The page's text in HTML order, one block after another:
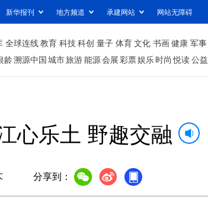
新华报刊 地方频道 承建网站 网站无障碍
全球连线教育 科技科创 量子 体育文化 书画健康 军事
龄溯源中国城市旅游能源会展彩票娱乐时尚 悦读公益
心乐土 野趣交融
分享到：